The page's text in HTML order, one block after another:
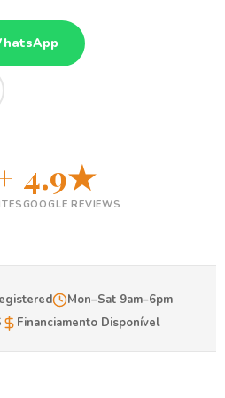
4.9★
GOOGLE REVIEWS
Mon–Sat 9am–6pm
Financiamento Disponível